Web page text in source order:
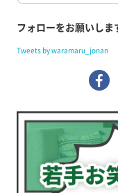
フォローをお願いしま
Tweets by waramaru_jonan